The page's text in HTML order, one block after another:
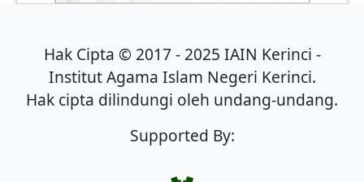
Hak Cipta © 2017 - 2025 IAIN Kerinci -
Institut Agama Islam Negeri Kerinci.
Hak cipta dilindungi oleh undang-undang.
Supported By: